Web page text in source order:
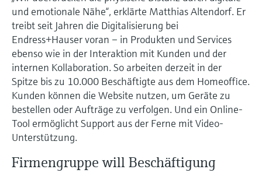
und emotionale Nähe“, erklärte Matthias Altendorf. Er
treibt seit Jahren die Digitalisierung bei
Endress+Hauser voran – in Produkten und Services
ebenso wie in der Interaktion mit Kunden und der
internen Kollaboration. So arbeiten derzeit in der
Spitze bis zu 10.000 Beschäftigte aus dem Homeoffice.
Kunden können die Website nutzen, um Geräte zu
bestellen oder Aufträge zu verfolgen. Und ein Online-
Tool ermöglicht Support aus der Ferne mit Video-
Unterstützung.
Firmengruppe will Beschäftigung